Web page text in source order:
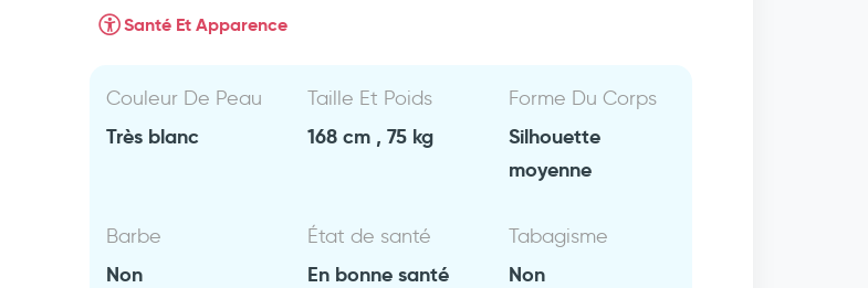
Santé Et Apparence
Couleur De Peau
Très blanc
Taille Et Poids
168 cm , 75 kg
Forme Du Corps
Silhouette
moyenne
Barbe
Non
État de santé
En bonne santé
Tabagisme
Non